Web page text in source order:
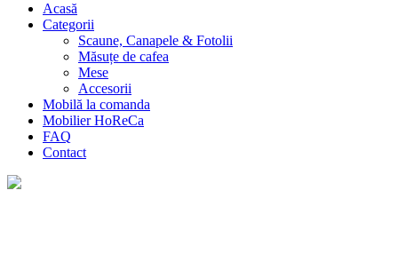
Acasă
Categorii
Scaune, Canapele & Fotolii
Măsuțe de cafea
Mese
Accesorii
Mobilă la comanda
Mobilier HoReCa
FAQ
Contact